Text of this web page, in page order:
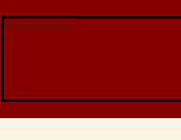
Veuillez patienter...